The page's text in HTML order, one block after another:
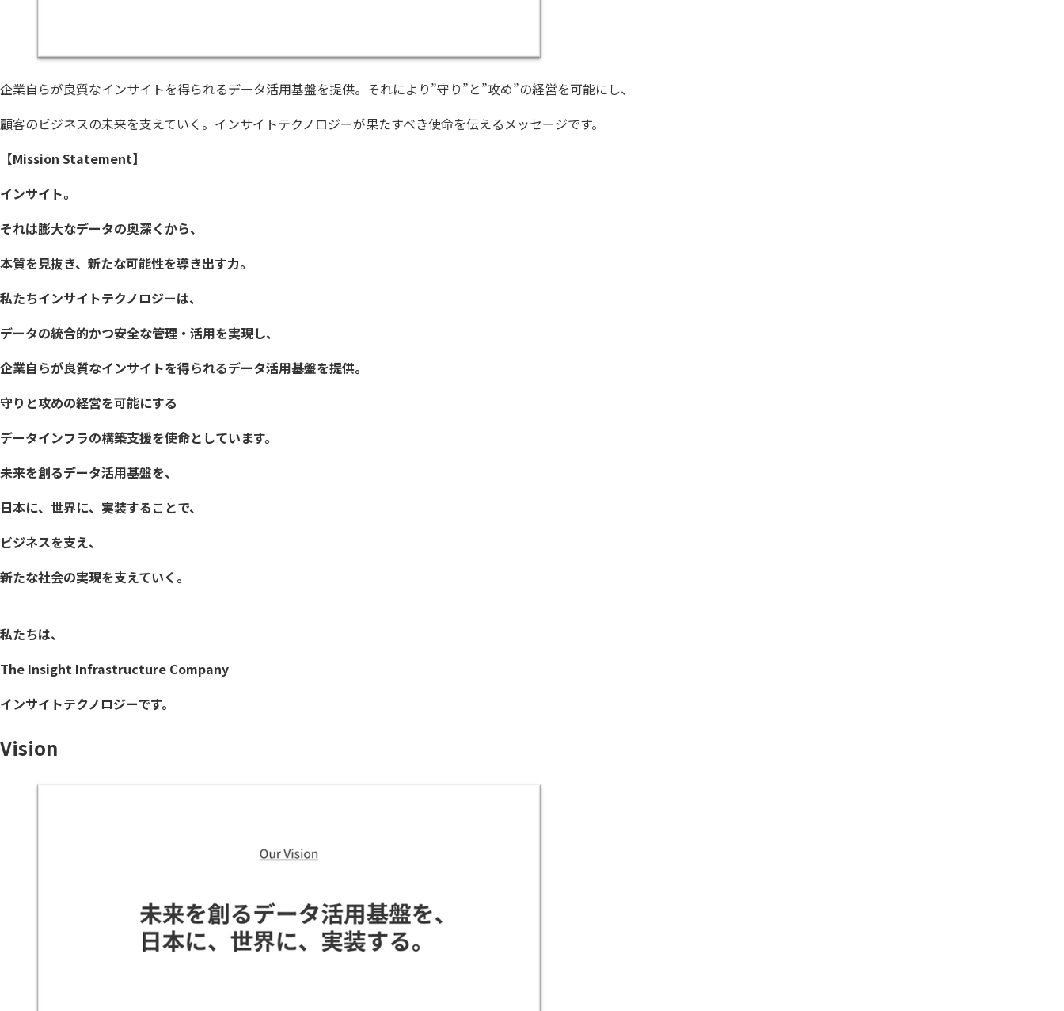
企業自らが良質なインサイトを得られるデータ活用基盤を提供。それにより”守り”と”攻め”の経営を可能にし、
顧客のビジネスの未来を支えていく。インサイトテクノロジーが果たすべき使命を伝えるメッセージです。
【Mission Statement】
インサイト。
それは膨大なデータの奥深くから、
本質を見抜き、新たな可能性を導き出す力。
私たちインサイトテクノロジーは、
データの統合的かつ安全な管理・活用を実現し、
企業自らが良質なインサイトを得られるデータ活用基盤を提供。
守りと攻めの経営を可能にする
データインフラの構築支援を使命としています。
未来を創るデータ活用基盤を、
日本に、世界に、実装することで、
ビジネスを支え、
新たな社会の実現を支えていく。
私たちは、
The Insight Infrastructure Company
インサイトテクノロジーです。
Vision